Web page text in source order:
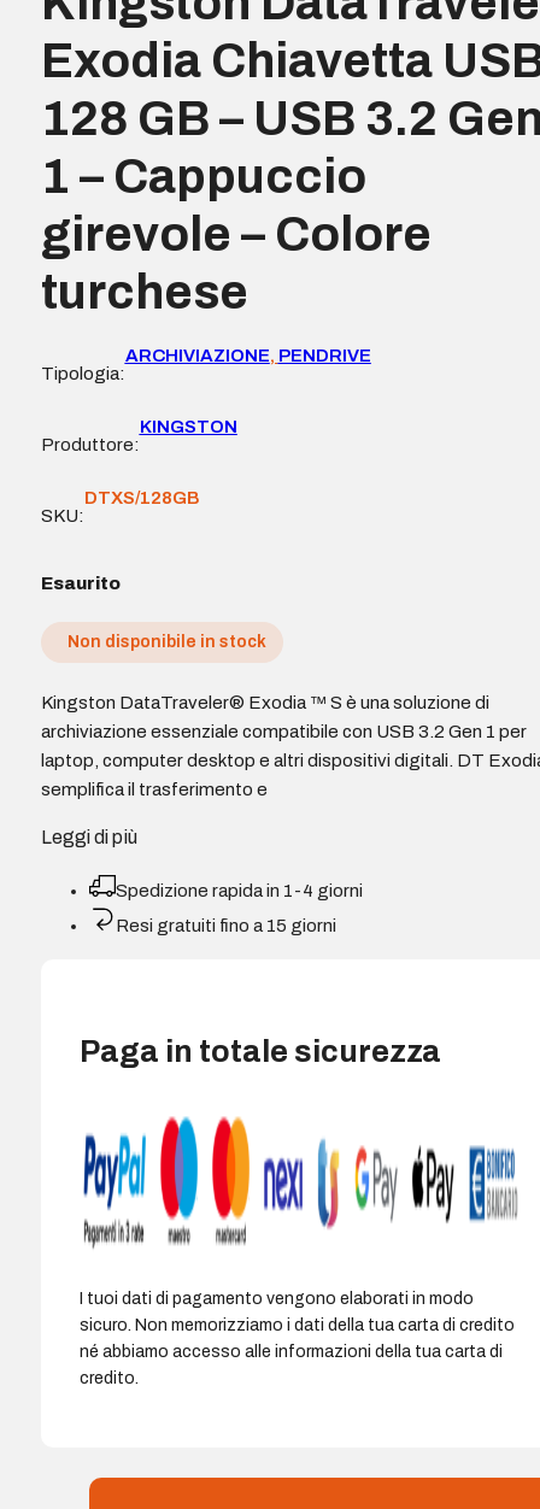
Exodia Chiavetta
128 GB – USB 3.2
1 – Cappuccio
girevole – Colore
turchese
Tipologia:
ARCHIVIAZIONE, PENDRIVE
Produttore:
KINGSTON
SKU:
DTXS/128GB
Esaurito
Non disponibile in stock
Kingston DataTraveler® Exodia ™ S è una soluzione di
archiviazione essenziale compatibile con USB 3.2 Gen 1 per
laptop, computer desktop e altri dispositivi digitali. DT
semplifica il trasferimento e
Leggi di più
Spedizione rapida in 1-4 giorni
Resi gratuiti fino a 15 giorni
Paga in totale sicurezza
I tuoi dati di pagamento vengono elaborati in modo
sicuro. Non memorizziamo i dati della tua carta di credito
né abbiamo accesso alle informazioni della tua carta di
credito.